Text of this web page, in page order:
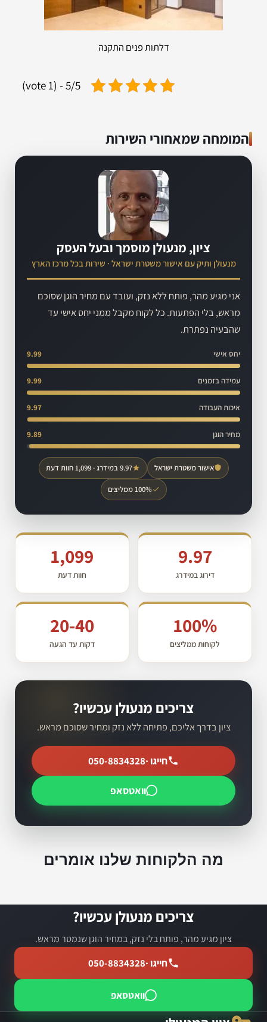
דלתות פנים התקנה
5/5 - (1 vote)
המומחה שמאחורי השירות
ציון, מנעולן מוסמך ובעל העסק
מנעולן ותיק עם אישור משטרת ישראל · שירות בכל מרכז הארץ
אני מגיע מהר, פותח ללא נזק, ועובד עם מחיר הוגן שסוכם
מראש, בלי הפתעות. כל לקוח מקבל ממני יחס אישי עד
שהבעיה נפתרת.
יחס אישי 9.99
עמידה בזמנים 9.99
איכות העבודה 9.97
מחיר הוגן 9.89
אישור משטרת ישראל 9.97 במידרג · 1,099 חוות דעת
100% ממליצים
9.97
דירוג במידרג
1,099
חוות דעת
100%
לקוחות ממליצים
20-40
דקות עד הגעה
צריכים מנעולן עכשיו?
ציון בדרך אליכם, פתיחה ללא נזק ומחיר שסוכם מראש.
חייגו ·050-8834328
וואטסאפ
מה הלקוחות שלנו אומרים
צריכים מנעולן עכשיו?
ציון מגיע מהר, פותח בלי נזק, במחיר הוגן שנמסר מראש.
חייגו ·050-8834328
וואטסאפ